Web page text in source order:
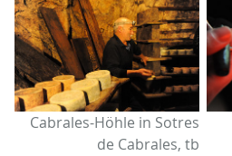
Cabrales-Höhle in Sotres
de Cabrales, tb